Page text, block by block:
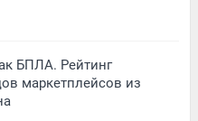
БПЛА. Рейтинг
маркетплейсов из